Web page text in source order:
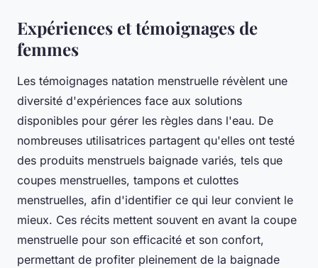
Expériences et témoignages de
femmes
Les témoignages natation menstruelle révèlent une
diversité d'expériences face aux solutions
disponibles pour gérer les règles dans l'eau. De
nombreuses utilisatrices partagent qu'elles ont testé
des produits menstruels baignade variés, tels que
coupes menstruelles, tampons et culottes
menstruelles, afin d'identifier ce qui leur convient le
mieux. Ces récits mettent souvent en avant la coupe
menstruelle pour son efficacité et son confort,
permettant de profiter pleinement de la baignade